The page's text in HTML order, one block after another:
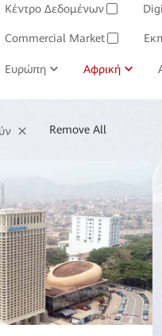
Λογισμικό Εταιρικών
Κέντρο Δεδομένων
Commercial Market
ISP ✓ Κατασκευαστικός
Ευρώπη Αφρική
Remove All